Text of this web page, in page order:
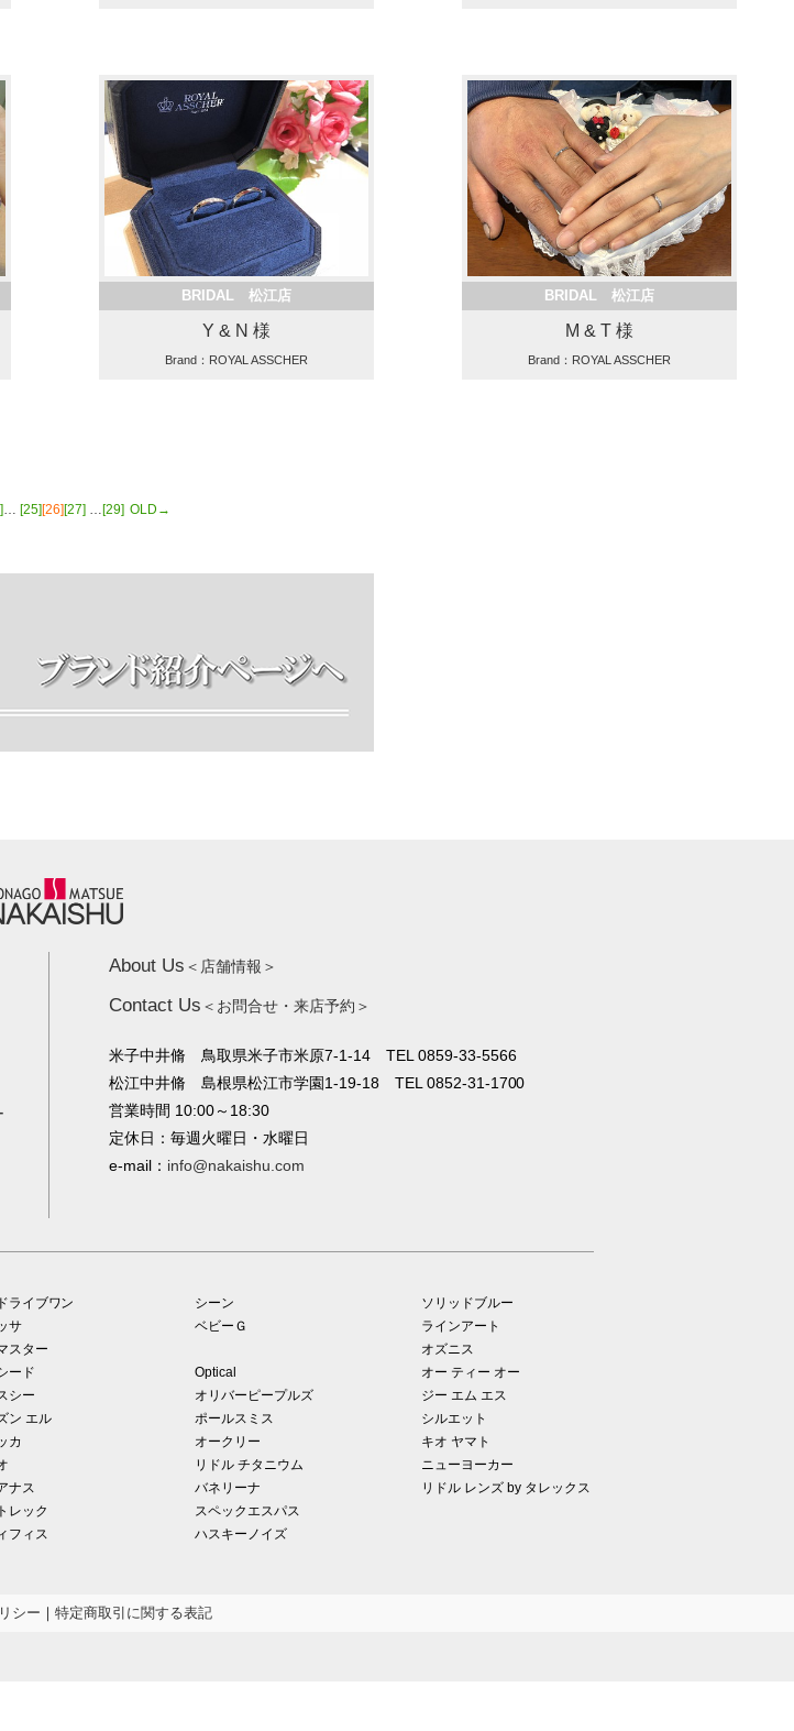
BRIDAL 松江店
Y & N 様
Brand：ROYAL ASSCHER
BRIDAL 松江店
M & T 様
Brand：ROYAL ASSCHER
… [25][26][27] …[29] OLD→
About Us ＜店舗情報＞
Contact Us ＜お問合せ・来店予約＞
米子中井脩 鳥取県米子市米原7-1-14 TEL 0859-33-5566
松江中井脩 島根県松江市学園1-19-18 TEL 0852-31-1700
営業時間 10:00～18:30
定休日：毎週火曜日・水曜日
e-mail： info@nakaishu.com
ライブワン
サ
スター
ード
シー
ン エル
カ
ナス
レック
フィス
シーン
ベビーＧ
Optical
オリバーピープルズ
ポールスミス
オークリー
リドル チタニウム
バネリーナ
スペックエスパス
ハスキーノイズ
ソリッドブルー
ラインアート
オズニス
オー ティー オー
ジー エム エス
シルエット
キオ ヤマト
ニューヨーカー
リドル レンズ by タレックス
シー ｜ 特定商取引に関する表記